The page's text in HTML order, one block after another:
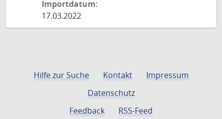
Importdatum:
17.03.2022
Hilfe zur Suche Kontakt
Impressum
Datenschutz
Feedback
RSS-Feed